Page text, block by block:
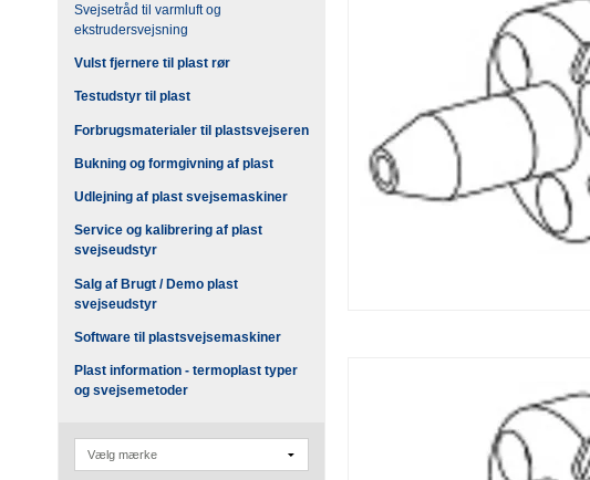
Svejsetråd til varmluft og
ekstrudersvejsning
Vulst fjernere til plast rør
Testudstyr til plast
Forbrugsmaterialer til plastsvejseren
Bukning og formgivning af plast
Udlejning af plast svejsemaskiner
Service og kalibrering af plast
svejseudstyr
Salg af Brugt / Demo plast
svejseudstyr
Software til plastsvejsemaskiner
Plast information - termoplast typer
og svejsemetoder